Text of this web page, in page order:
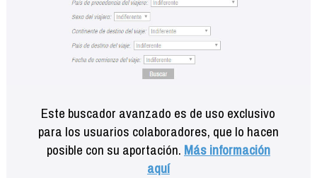
Este buscador avanzado es de uso exclusivo
para los usuarios colaboradores, que lo hacen
posible con su aportación. Más información
aquí